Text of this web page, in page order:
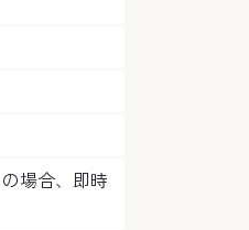
場合、即時